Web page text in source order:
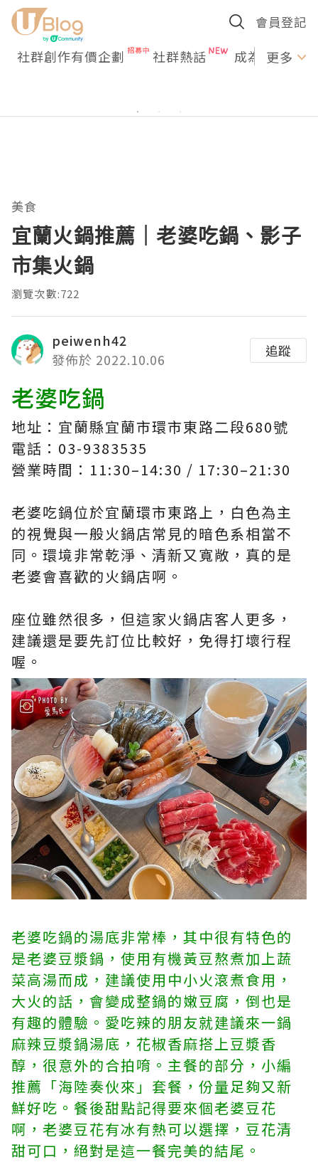
會員登記
社群創作有價企劃 社群熱話 成為U更多
美食
宜蘭火鍋推薦｜老婆吃鍋、影子
市集火鍋
瀏覽次數:722
peiwenh42
發佈於 2022.10.06
追蹤
老婆吃鍋
地址：宜蘭縣宜蘭市環市東路二段680號
電話：03-9383535
營業時間：11:30–14:30 / 17:30–21:30
老婆吃鍋位於宜蘭環市東路上，白色為主
的視覺與一般火鍋店常見的暗色系相當不
同。環境非常乾淨、清新又寬敞，真的是
老婆會喜歡的火鍋店啊。
座位雖然很多，但這家火鍋店客人更多，
建議還是要先訂位比較好，免得打壞行程
喔。
老婆吃鍋的湯底非常棒，其中很有特色的
是老婆豆漿鍋，使用有機黃豆熬煮加上蔬
菜高湯而成，建議使用中小火滾煮食用，
大火的話，會變成整鍋的嫩豆腐，倒也是
有趣的體驗。愛吃辣的朋友就建議來一鍋
麻辣豆漿鍋湯底，花椒香麻搭上豆漿香
醇，很意外的合拍唷。主餐的部分，小編
推薦「海陸奏伙來」套餐，份量足夠又新
鮮好吃。餐後甜點記得要來個老婆豆花
啊，老婆豆花有冰有熱可以選擇，豆花清
甜可口，絕對是這一餐完美的結尾。